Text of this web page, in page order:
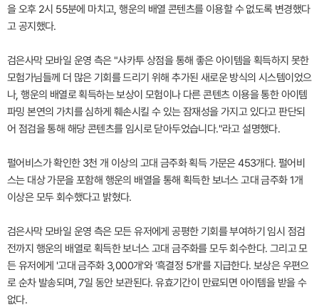
을 오후 2시 55분에 마치고, 행운의 배열 콘텐츠를 이용할 수 없도록 변경했다
고 공지했다.
검은사막 모바일 운영 측은 "샤카투 상점을 통해 좋은 아이템을 획득하지 못한
모험가님들께 더 많은 기회를 드리기 위해 추가된 새로운 방식의 시스템이었으
나, 행운의 배열로 획득하는 보상이 모험이나 다른 콘텐츠 이용을 통한 아이템
파밍 본연의 가치를 심하게 훼손시킬 수 있는 잠재성을 가지고 있다고 판단되
어 점검을 통해 해당 콘텐츠를 임시로 닫아두었습니다."라고 설명했다.
펄어비스가 확인한 3천 개 이상의 고대 금주화 획득 가문은 453개다. 펄어비
스는 대상 가문을 포함해 행운의 배열을 통해 획득한 보너스 고대 금주화 1개
이상은 모두 회수했다고 밝혔다.
검은사막 모바일 운영 측은 모든 유저에게 공평한 기회를 부여하기 임시 점검
전까지 행운의 배열로 획득한 보너스 고대 금주화를 모두 회수한다. 그리고 모
든 유저에게 '고대 금주화 3,000개'와 '흑결정 5개'를 지급한다. 보상은 우편으
로 순차 발송되며, 7일 동안 보관된다. 유효기간이 만료되면 아이템을 받을 수
없다.